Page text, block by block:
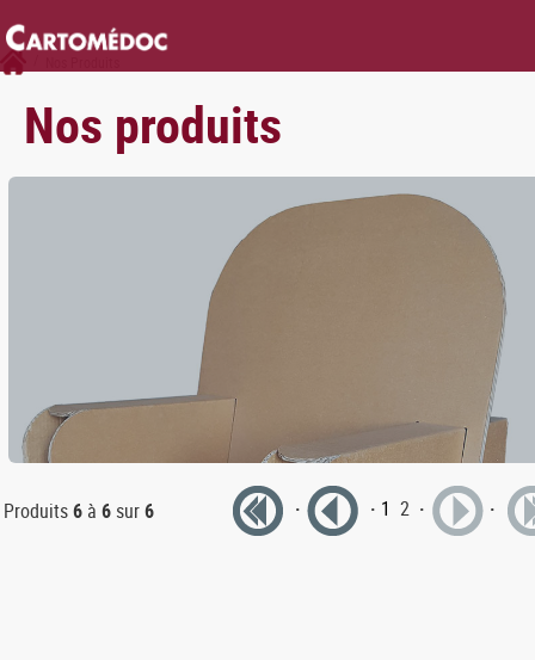
Nos produits
Produits6 à 6 sur6 · · 1 2 · ·